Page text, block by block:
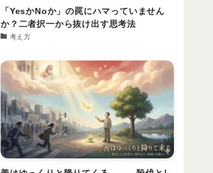
「YesかNoか」の罠にハマっていません
か？二者択一から抜け出す思考法
考え方